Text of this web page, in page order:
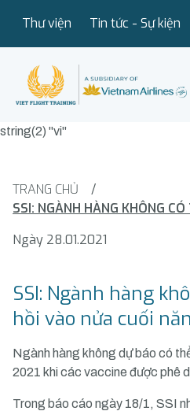
Thư viện Tin tức - Sự kiện
string(2) "vi"
TRANG CHỦ
/
Ngày 28.01.2021
SSI: Ngành hàng
hồi vào nửa cuối
Ngành hàng không dự báo có
2021 khi các vaccine được phê
Trong báo cáo ngày 18/1, SSI